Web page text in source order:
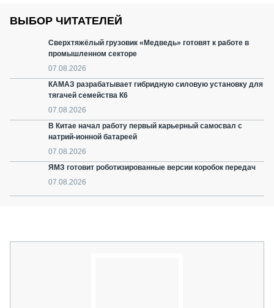
ВЫБОР ЧИТАТЕЛЕЙ
Сверхтяжёлый грузовик «Медведь» готовят к работе в
промышленном секторе
07.08.2026
КАМАЗ разрабатывает гибридную силовую установку для
тягачей семейства К6
07.08.2026
В Китае начал работу первый карьерный самосвал с
натрий-ионной батареей
07.08.2026
ЯМЗ готовит роботизированные версии коробок передач
07.08.2026